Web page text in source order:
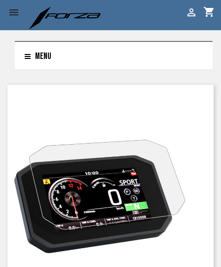
 shopping_cart

MENU